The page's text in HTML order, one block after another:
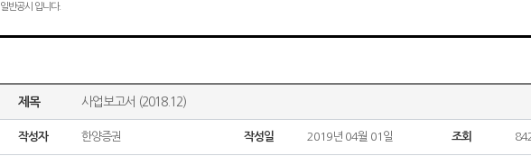
일반공시 입니다.
제목 사업보고서 (2018.12)
작성자 한양증권 작성일 2019년 04월 01일 조회